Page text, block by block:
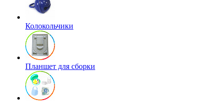
Колокольчики
Планшет для сборки